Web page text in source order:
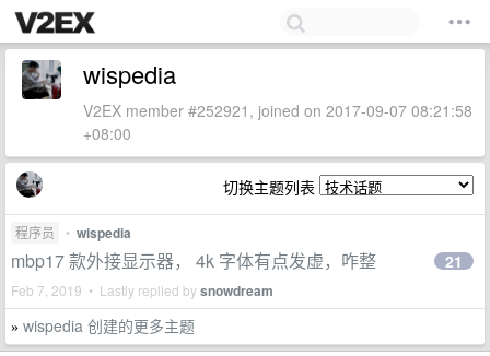
wispedia
V2EX member #252921, joined on 2017-09-07 08:21:58
+08:00
切换主题列表
程序员 • wispedia
mbp17 款外接显示器， 4k 字体有点发虚，咋整
Feb 7, 2019 • Lastly replied bysnowdream
21
» wispedia 创建的更多主题